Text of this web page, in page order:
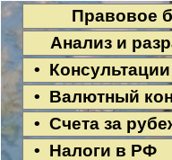
Правовое
Анализ и
• Консультации
• Валютный
• Счета за
• Налоги в РФ